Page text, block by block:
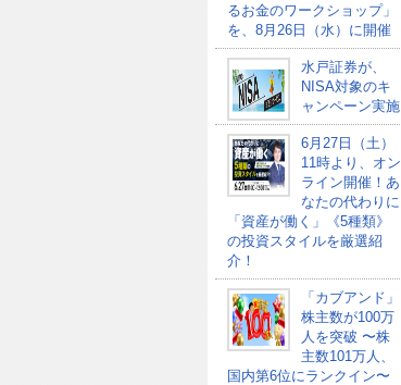
るお金のワークショップ」
を、8月26日（水）に開催
水戸証券が、
NISA対象のキ
ャンペーン実施
6月27日（土）
11時より、オン
ライン開催！あ
なたの代わりに
「資産が働く」《5種類》
の投資スタイルを厳選紹
介！
「カブアンド」
株主数が100万
人を突破 〜株
主数101万人、
国内第6位にランクイン〜